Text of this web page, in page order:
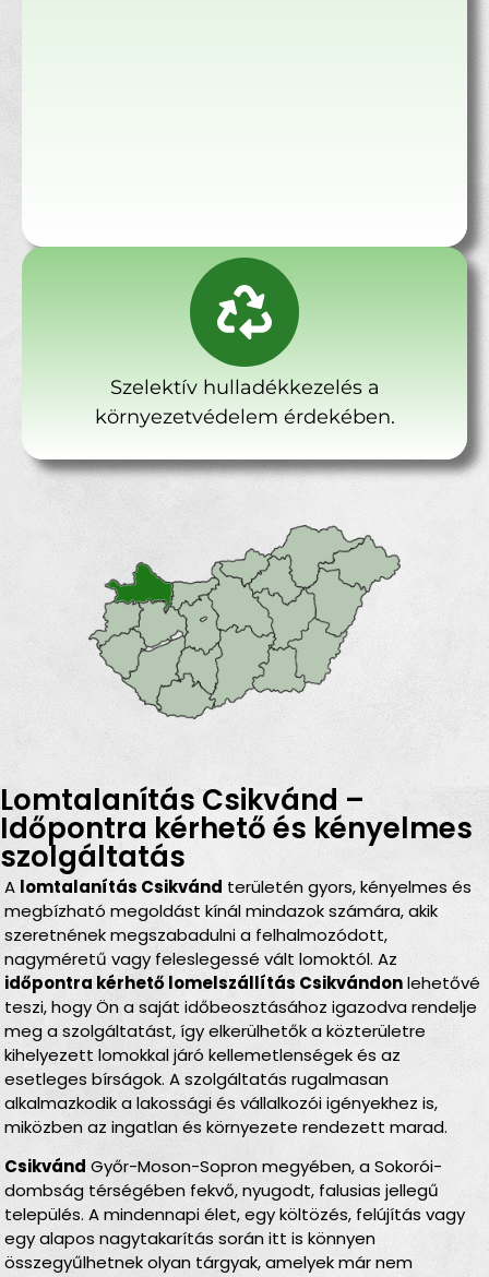
Szelektív hulladékkezelés a
környezetvédelem érdekében.
Lomtalanítás Csikvánd –
Időpontra kérhető és kényelmes
szolgáltatás
A lomtalanítás Csikvánd területén gyors, kényelmes és
megbízható megoldást kínál mindazok számára, akik
szeretnének megszabadulni a felhalmozódott,
nagyméretű vagy feleslegessé vált lomoktól. Az
időpontra kérhető lomelszállítás Csikvándonlehetővé
teszi, hogy Ön a saját időbeosztásához igazodva rendelje
meg a szolgáltatást, így elkerülhetők a közterületre
kihelyezett lomokkal járó kellemetlenségek és az
esetleges bírságok. A szolgáltatás rugalmasan
alkalmazkodik a lakossági és vállalkozói igényekhez is,
miközben az ingatlan és környezete rendezett marad.
Csikvánd Győr-Moson-Sopron megyében, a Sokorói-
dombság térségében fekvő, nyugodt, falusias jellegű
település. A mindennapi élet, egy költözés, felújítás vagy
egy alapos nagytakarítás során itt is könnyen
összegyűlhetnek olyan tárgyak, amelyek már nem